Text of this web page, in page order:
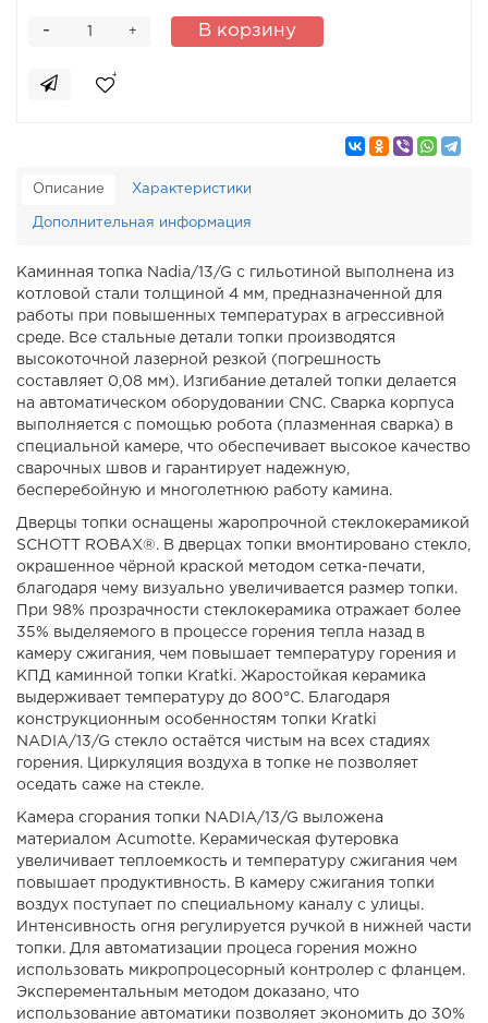
+
- В корзину
Описание Характеристики
Дополнительная информация
Каминная топка Nadia/13/G с гильотиной выполнена из
котловой стали толщиной 4 мм, предназначенной для
работы при повышенных температурах в агрессивной
среде. Все стальные детали топки производятся
высокоточной лазерной резкой (погрешность
составляет 0,08 мм). Изгибание деталей топки делается
на автоматическом оборудовании CNC. Сварка корпуса
выполняется с помощью робота (плазменная сварка) в
специальной камере, что обеспечивает высокое качество
сварочных швов и гарантирует надежную,
бесперебойную и многолетнюю работу камина.
Дверцы топки оснащены жаропрочной стеклокерамикой
SCHOTT ROBAX®. В дверцах топки вмонтировано стекло,
окрашенное чёрной краской методом сетка-печати,
благодаря чему визуально увеличивается размер топки.
При 98% прозрачности стеклокерамика отражает более
35% выделяемого в процессе горения тепла назад в
камеру сжигания, чем повышает температуру горения и
КПД каминной топки Kratki. Жаростойкая керамика
выдерживает температуру до 800°С. Благодаря
конструкционным особенностям топки Kratki
NADIA/13/G стекло остаётся чистым на всех стадиях
горения. Циркуляция воздуха в топке не позволяет
оседать саже на стекле.
Камера сгорания топки NADIA/13/G выложена
материалом Acumotte. Керамическая футеровка
увеличивает теплоемкость и температуру сжигания чем
повышает продуктивность. В камеру сжигания топки
воздух поступает по специальному каналу с улицы.
Интенсивность огня регулируется ручкой в нижней части
топки. Для автоматизации процеса горения можно
использовать микропроцесорный контролер с фланцем.
Эксперементальным методом доказано, что
использование автоматики позволяет экономить до 30%